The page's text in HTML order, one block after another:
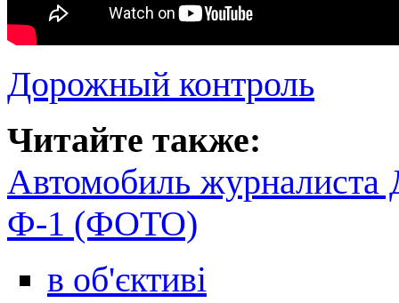
Дорожный контроль
Читайте также:
Автомобиль журналиста
Ф-1 (ФОТО)
в об'єктиві